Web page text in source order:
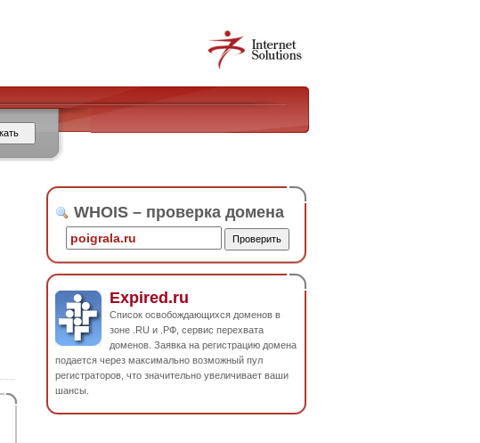
WHOIS – проверка домена
Expired.ru
Список освобождающихся доменов в
зоне .RU и .РФ, сервис перехвата
доменов. Заявка на регистрацию домена
подается через максимально возможный пул
регистраторов, что значительно увеличивает ваши
шансы.